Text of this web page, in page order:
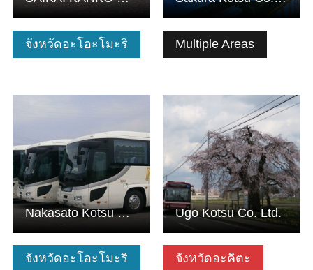
จังหวัดอะโอะโมะริ Multiple Areas
จังหวัดอะโอะโมะริ
Nakasato Kotsu Bus Lines Co.,Ltd.
จังหวัดอะคิตะ
ดูข้อมูลพื้นฐาน
Ugo Kotsu Co. Ltd.